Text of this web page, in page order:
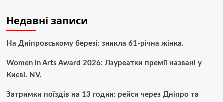
Недавні записи
На Дніпровському березі: зникла 61-річна жінка.
Women in Arts Award 2026: Лауреатки премії названі у
Києві. NV.
Затримки поїздів на 13 годин: рейси через Дніпро та